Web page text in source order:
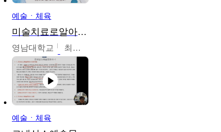
예술ㆍ체육
미술치료로알아가는가족이야기
영남대학교 최선남
예술ㆍ체육